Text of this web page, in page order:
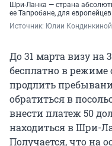
Шри-Ланка — страна
ее Тапробане, для
Источник: Юлии Кондинкиной
До 31 марта визу на
бесплатно в режиме
продлить
обратиться в
внести платеж 50
находиться в Шри-
Получается, что на